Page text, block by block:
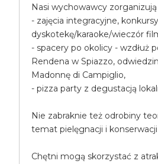
Nasi wychowawcy
- zajęcia integracyjne,
dyskotekę/karaoke/wieczór
- spacery po okolicy - wzdłuż
Rendena w Spiazzo,
Madonnę di Campiglio,
- pizza party z degustacją
Nie zabraknie też odrobiny
temat pielęgnacji i
Chętni mogą skorzystać z